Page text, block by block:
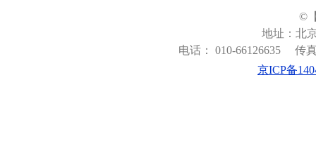
©
地址：北
电话： 010-66126635
传
京ICP备